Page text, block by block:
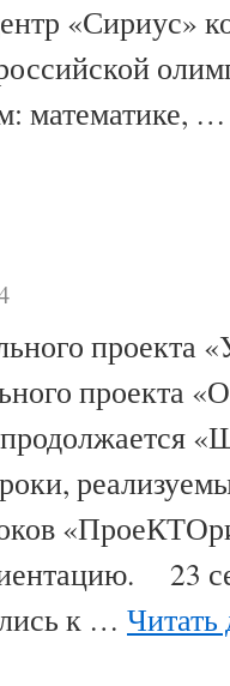
«Сириус»
математике,
проекта
проекта
продолжается
23
к … Читать